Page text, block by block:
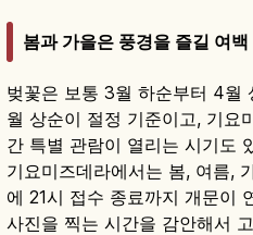
봄과 가을은 풍경을 즐길 여백
벚꽃은 보통 3월 하순부터 4월
월 상순이 절정 기준이고, 기요
간 특별 관람이 열리는 시기도
기요미즈데라에서는 봄, 여름,
에 21시 접수 종료까지 개문이
사진을 찍는 시간을 감안해서